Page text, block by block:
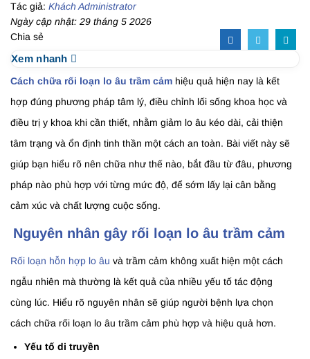
Tác giả: Khách Administrator
Ngày cập nhật: 29 tháng 5 2026
Chia sẻ
Xem nhanh
Cách chữa rối loạn lo âu trầm cảm hiệu quả hiện nay là kết
hợp đúng phương pháp tâm lý, điều chỉnh lối sống khoa học và
điều trị y khoa khi cần thiết, nhằm giảm lo âu kéo dài, cải thiện
tâm trạng và ổn định tinh thần một cách an toàn. Bài viết này sẽ
giúp bạn hiểu rõ nên chữa như thế nào, bắt đầu từ đâu, phương
pháp nào phù hợp với từng mức độ, để sớm lấy lại cân bằng
cảm xúc và chất lượng cuộc sống.
Nguyên nhân gây rối loạn lo âu trầm cảm
Rối loạn hỗn hợp lo âu và trầm cảm không xuất hiện một cách
ngẫu nhiên mà thường là kết quả của nhiều yếu tố tác động
cùng lúc. Hiểu rõ nguyên nhân sẽ giúp người bệnh lựa chọn
cách chữa rối loạn lo âu trầm cảm phù hợp và hiệu quả hơn.
Yếu tố di truyền